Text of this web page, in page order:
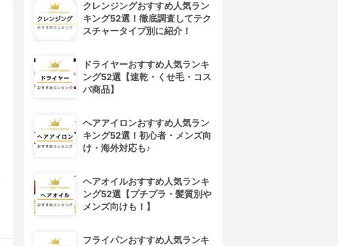
クレンジングおすすめ人気ラン
キング52選！徹底調査してテク
スチャータイプ別に紹介！
ドライヤーおすすめ人気ランキ
ング52選【速乾・くせ毛・コス
パ商品】
ヘアアイロンおすすめ人気ラン
キング52選！初心者・メンズ向
け・海外対応も♪
ヘアオイルおすすめ人気ランキ
ング52選【プチプラ・髪質別や
メンズ向けも！】
フライパンおすすめ人気ランキ